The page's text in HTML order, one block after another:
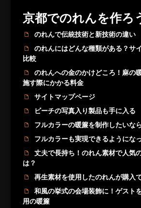
京都でのれんを作ろ
のれんで伝統技術と新技術の違い
のれんにはどんな種類がある？サ
比較
のれんへの金のかけどころ！麻の
施す際にかかる料金
サイトマップページ
ビーチの写真入り製品も手に入る
フルカラーの暖簾を制作したいな
フルカラーも実現できるようにな
丈夫で長持ち！のれん素材で人気
は？
再生素材を使用したのれんが購入
和風の挙式の会場装飾に！ゲスト
用の暖簾